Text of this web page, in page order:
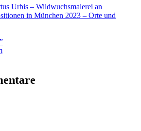
Urbis – Wildwuchsmalerei an
in München 2023 – Orte und